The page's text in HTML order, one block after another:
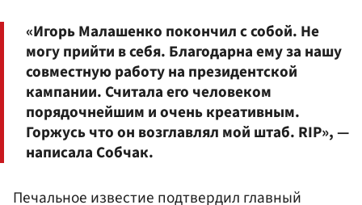
«Игорь Малашенко покончил с собой. Не
могу прийти в себя. Благодарна ему за нашу
совместную работу на президентской
кампании. Считала его человеком
порядочнейшим и очень креативным.
Горжусь что он возглавлял мой штаб. RIP», —
написала Собчак.
Печальное известие подтвердил главный